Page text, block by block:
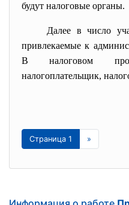
будут налоговые органы.
Далее в число
привлекаемые к
В налоговом
налогоплательщик,
Страница 1 »